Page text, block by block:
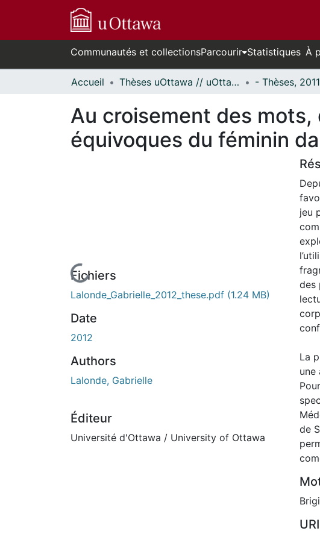
Communautés et collectionsParcourir Statistiques À
Accueil Thèses uOttawa // uOttawa Theses
Au croisement des
équivoques du féminin
En cours de chargement...
Fichiers
Lalonde_Gabrielle_2012_these.pdf (1.24 MB)
Date
2012
Authors
Lalonde, Gabrielle
Éditeur
Université d'Ottawa / University of Ottawa
jeu
des
La
une
de
URI